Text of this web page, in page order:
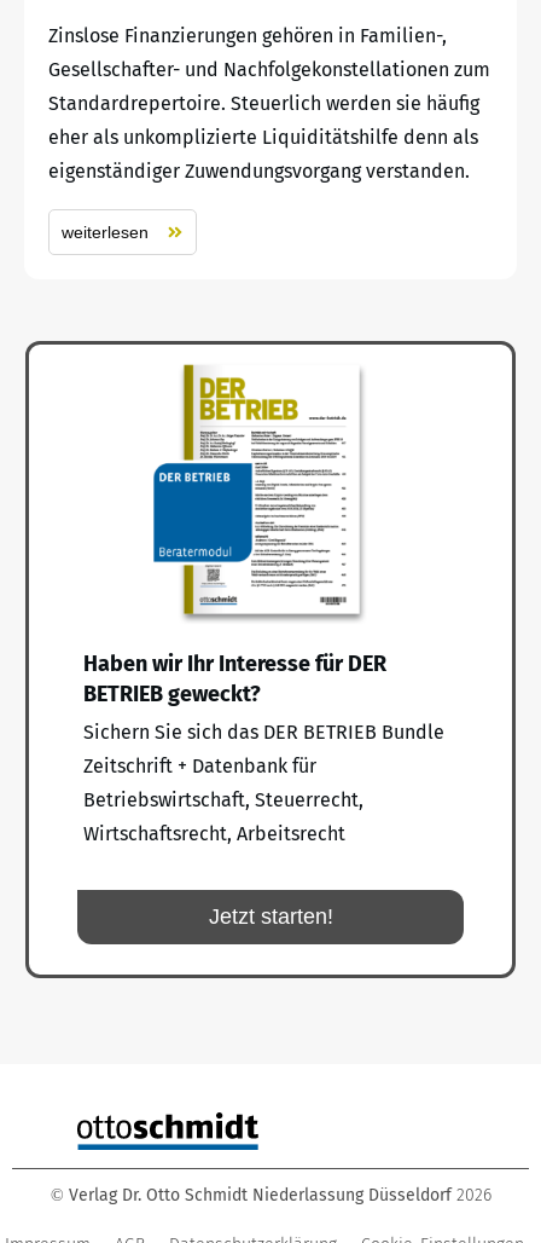
Zinslose Finanzierungen gehören in Familien-,
Gesellschafter- und Nachfolgekonstellationen zum
Standardrepertoire. Steuerlich werden sie häufig
eher als unkomplizierte Liquiditätshilfe denn als
eigenständiger Zuwendungsvorgang verstanden.
weiterlesen
Haben wir Ihr Interesse für DER
BETRIEB geweckt?
Sichern Sie sich das DER BETRIEB Bundle
Zeitschrift + Datenbank für
Betriebswirtschaft, Steuerrecht,
Wirtschaftsrecht, Arbeitsrecht
Jetzt starten!
© Verlag Dr. Otto Schmidt Niederlassung Düsseldorf 2026